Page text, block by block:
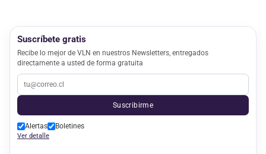
Suscríbete gratis
Recibe lo mejor de VLN en nuestros Newsletters, entregados
directamente a usted de forma gratuita
Suscribirme
Alertas Boletines
Ver detalle